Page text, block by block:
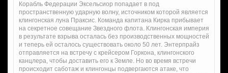
Корабль Федерации Эксельсиор попадает в под
пространственную ударную волну, источником которой является
клингонская луна Праксис. Команда капитана Кирка прибывает
на секретное совещание Звездного флота. Клингонская империя
в результате взрыва осталась без производственных мощностей
и теперь ей осталось существовать около 50 лет. Энтерпрайз
отправляется на встречу с крейсером Горкона, клингонского
канцлера, чтобы доставить его к Земле. Но во время встречи
происходит саботаж и клингонцы подвергаются атаке, что